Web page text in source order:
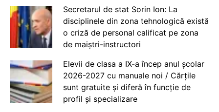
Secretarul de stat Sorin Ion: La
disciplinele din zona tehnologică există
o criză de personal calificat pe zona
de maiștri-instructori
Elevii de clasa a IX-a încep anul școlar
2026-2027 cu manuale noi / Cărțile
sunt gratuite și diferă în funcție de
profil și specializare